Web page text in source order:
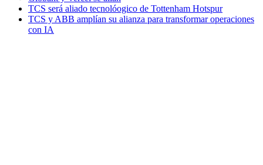
TCS será aliado tecnolóogico de Tottenham Hotspur
TCS y ABB amplían su alianza para transformar operaciones
con IA